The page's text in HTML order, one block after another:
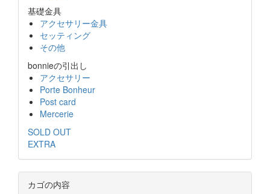
基礎金具
アクセサリー金具
セッティング
その他
bonnieの引出し
アクセサリー
Porte Bonheur
Post card
Mercerie
SOLD OUT
EXTRA
カゴの内容